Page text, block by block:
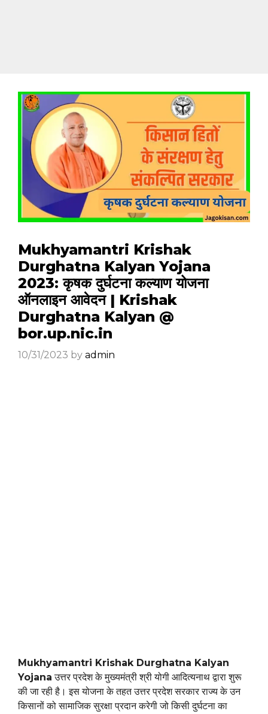
Mukhyamantri Krishak
Durghatna Kalyan Yojana
2023: कृषक दुर्घटना कल्याण योजना
ऑनलाइन आवेदन | Krishak
Durghatna Kalyan @
bor.up.nic.in
10/31/2023 by admin
Mukhyamantri Krishak Durghatna Kalyan
Yojana उत्तर प्रदेश के मुख्यमंत्री श्री योगी आदित्यनाथ द्वारा शुरू
की जा रही है। इस योजना के तहत उत्तर प्रदेश सरकार राज्य के उन
किसानों को सामाजिक सुरक्षा प्रदान करेगी जो किसी दुर्घटना का